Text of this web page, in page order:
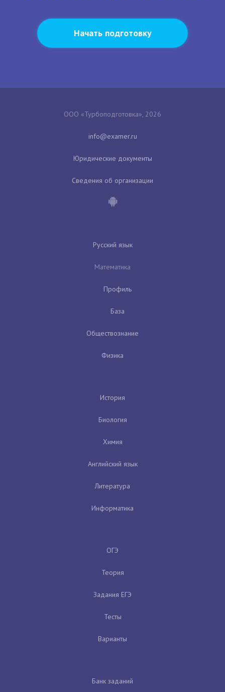
Начать подготовку
ООО «Турбоподготовка», 2026
Юридические документы
Сведения об организации
Русский язык
Математика
Профиль
База
Обществознание
Физика
История
Биология
Химия
Английский язык
Литература
Информатика
ОГЭ
Теория
Задания ЕГЭ
Тесты
Варианты
Банк заданий